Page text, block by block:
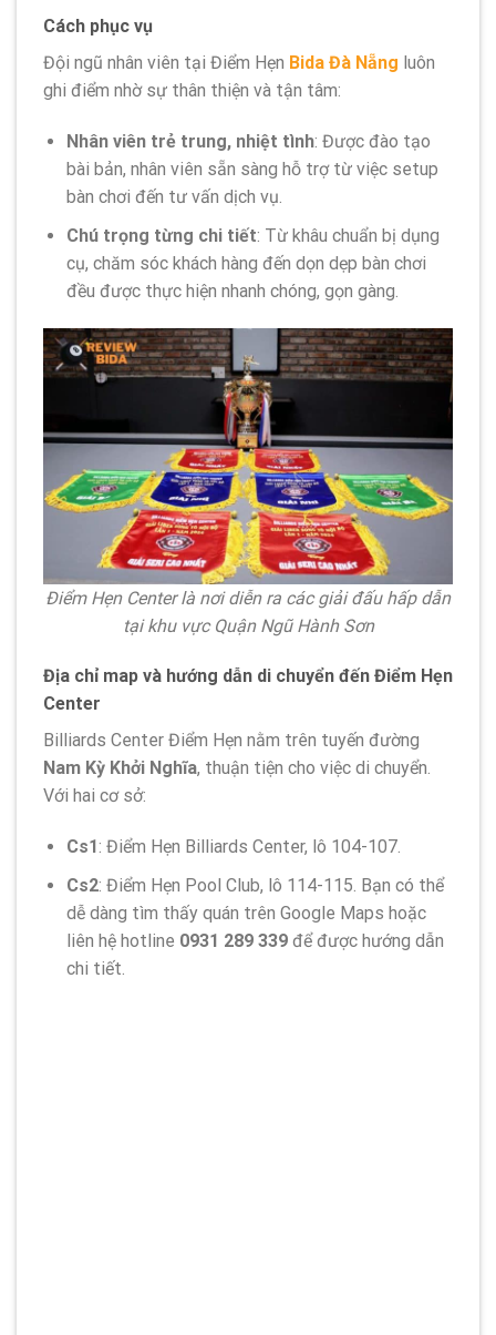
Cách phục vụ
Đội ngũ nhân viên tại Điểm Hẹn Bida Đà Nẵng luôn
ghi điểm nhờ sự thân thiện và tận tâm:
Nhân viên trẻ trung, nhiệt tình: Được đào tạo
bài bản, nhân viên sẵn sàng hỗ trợ từ việc setup
bàn chơi đến tư vấn dịch vụ.
Chú trọng từng chi tiết: Từ khâu chuẩn bị dụng
cụ, chăm sóc khách hàng đến dọn dẹp bàn chơi
đều được thực hiện nhanh chóng, gọn gàng.
Điểm Hẹn Center là nơi diễn ra các giải đấu hấp dẫn
tại khu vực Quận Ngũ Hành Sơn
Địa chỉ map và hướng dẫn di chuyển đến Điểm Hẹn
Center
Billiards Center Điểm Hẹn nằm trên tuyến đường
Nam Kỳ Khởi Nghĩa, thuận tiện cho việc di chuyển.
Với hai cơ sở:
Cs1: Điểm Hẹn Billiards Center, lô 104-107.
Cs2: Điểm Hẹn Pool Club, lô 114-115. Bạn có thể
dễ dàng tìm thấy quán trên Google Maps hoặc
liên hệ hotline 0931 289 339để được hướng dẫn
chi tiết.